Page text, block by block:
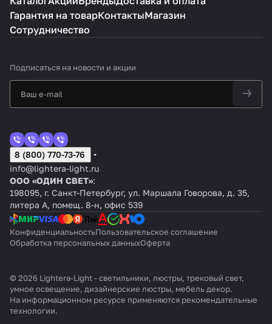
Гарантия на товарКонтактыМагазин
Сотрудничество
Подписаться на новости и акции
8 (800) 770-73-76
info@lightera-light.ru
ООО «ОДИН СВЕТ»:
198095, г. Санкт-Петербург, ул. Маршала Говорова, д. 35,
литера А, помещ. 8-н, офис 539
КонфиденциальностьПользовательское соглашение
Обработка персональных данныхОферта
© 2026 Lightera-Light - светильники, люстры, трековый свет,
умное освещение, дизайнерские люстры, мебель декор.
На информационном ресурсе применяются рекомендательные
технологии.